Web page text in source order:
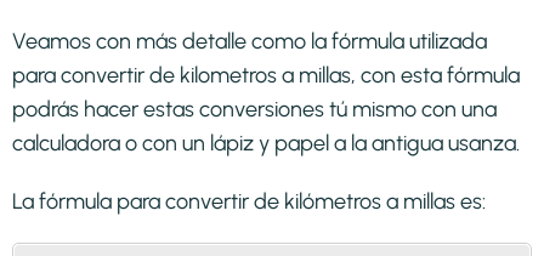
Veamos con más detalle como la fórmula utilizada
para convertir de kilometros a millas, con esta fórmula
podrás hacer estas conversiones tú mismo con una
calculadora o con un lápiz y papel a la antigua usanza.
La fórmula para convertir de kilómetros a millases: